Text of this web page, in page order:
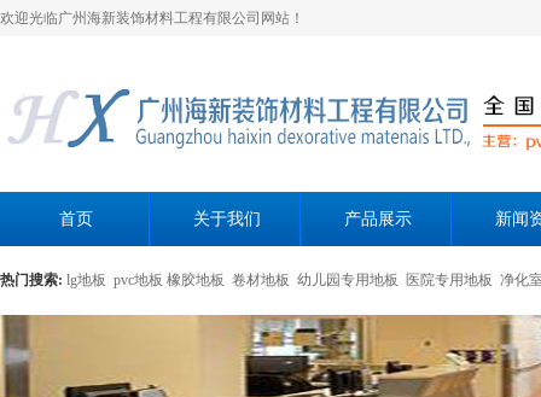
欢迎光临广州海新装饰材料工程有限公司网站！
首页 关于我们 产品展示 新闻
热门搜索: lg地板 pvc地板 橡胶地板 卷材地板 幼儿园专用地板 医院专用地板 净化